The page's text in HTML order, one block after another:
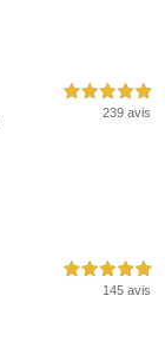
5,0 étoiles sur 5
239 avis
5,0 étoiles sur 5
145 avis